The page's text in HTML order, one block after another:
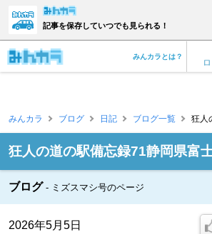
記事を保存していつでも見られる！
みんカラとは？
みんカラ ブログ 日記 ブログ一覧 狂人
狂人の道の駅備忘録71静岡県富
ブログ ミズスマシ号のページ
2026年5月5日